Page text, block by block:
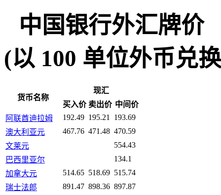
中国银行外汇牌价
(以 100 单位外币兑
货币名称
现汇
买入价 卖出价 中间价
阿联酋迪拉姆
192.49 195.21
193.69
澳大利亚元
467.76 471.48 470.59
文莱元
554.43
巴西里亚尔
134.1
加拿大元
514.65 518.69 515.74
瑞士法郎
891.47 898.36 897.87